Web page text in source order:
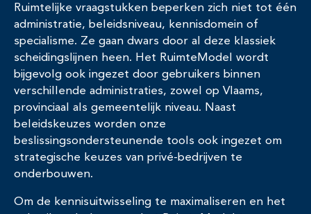
Ruimtelijke vraagstukken beperken zich niet tot één
administratie, beleidsniveau, kennisdomein of
specialisme. Ze gaan dwars door al deze klassiek
scheidingslijnen heen. Het RuimteModel wordt
bijgevolg ook ingezet door gebruikers binnen
verschillende administraties, zowel op Vlaams,
provinciaal als gemeentelijk niveau. Naast
beleidskeuzes worden onze
beslissingsondersteunende tools ook ingezet om
strategische keuzes van privé-bedrijven te
onderbouwen.
Om de kennisuitwisseling te maximaliseren en het